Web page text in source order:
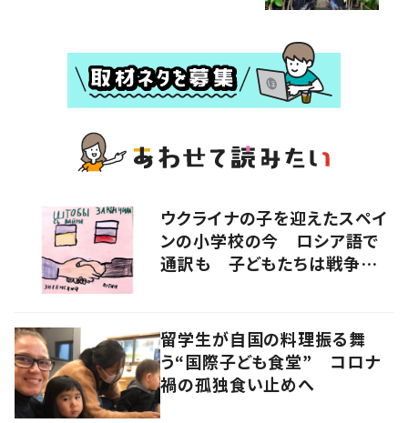
ウクライナの子を迎えたスペイ
ンの小学校の今 ロシア語で
通訳も 子どもたちは戦争をど
留学生が自国の料理振る舞
う“国際子ども食堂” コロナ
禍の孤独食い止めへ